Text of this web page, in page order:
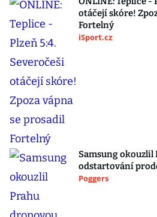
otáčejí skóre!
Fortelný
iSport.cz
Samsung okouzlil
odstartování
Poggers